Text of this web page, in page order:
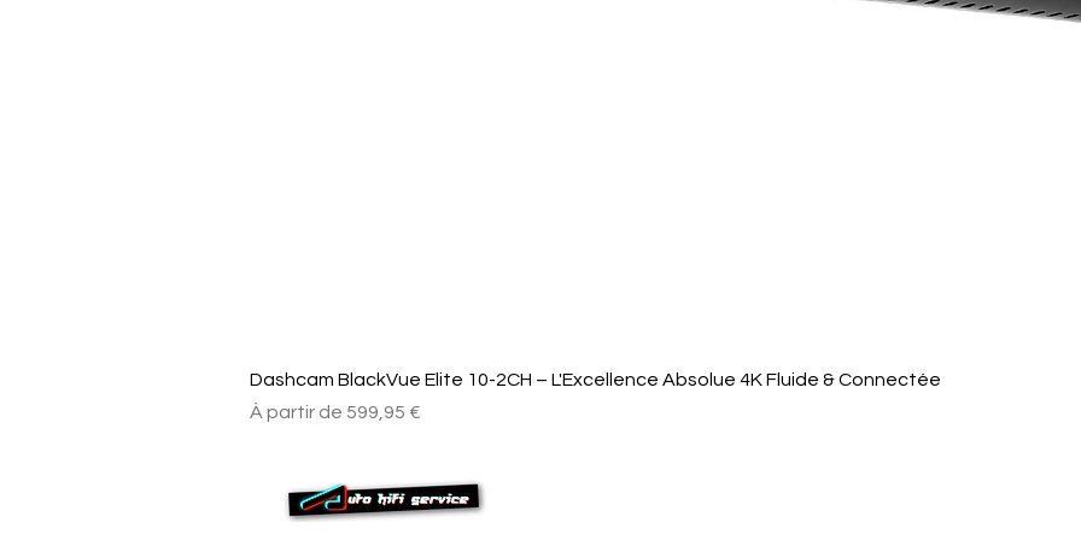
Aperçu rapide
Dashcam BlackVue Elite 10-2CH – L'Excellence Absolue 4K Fluide & Connectée
À partir de 599,95 €
Prix promotionnel